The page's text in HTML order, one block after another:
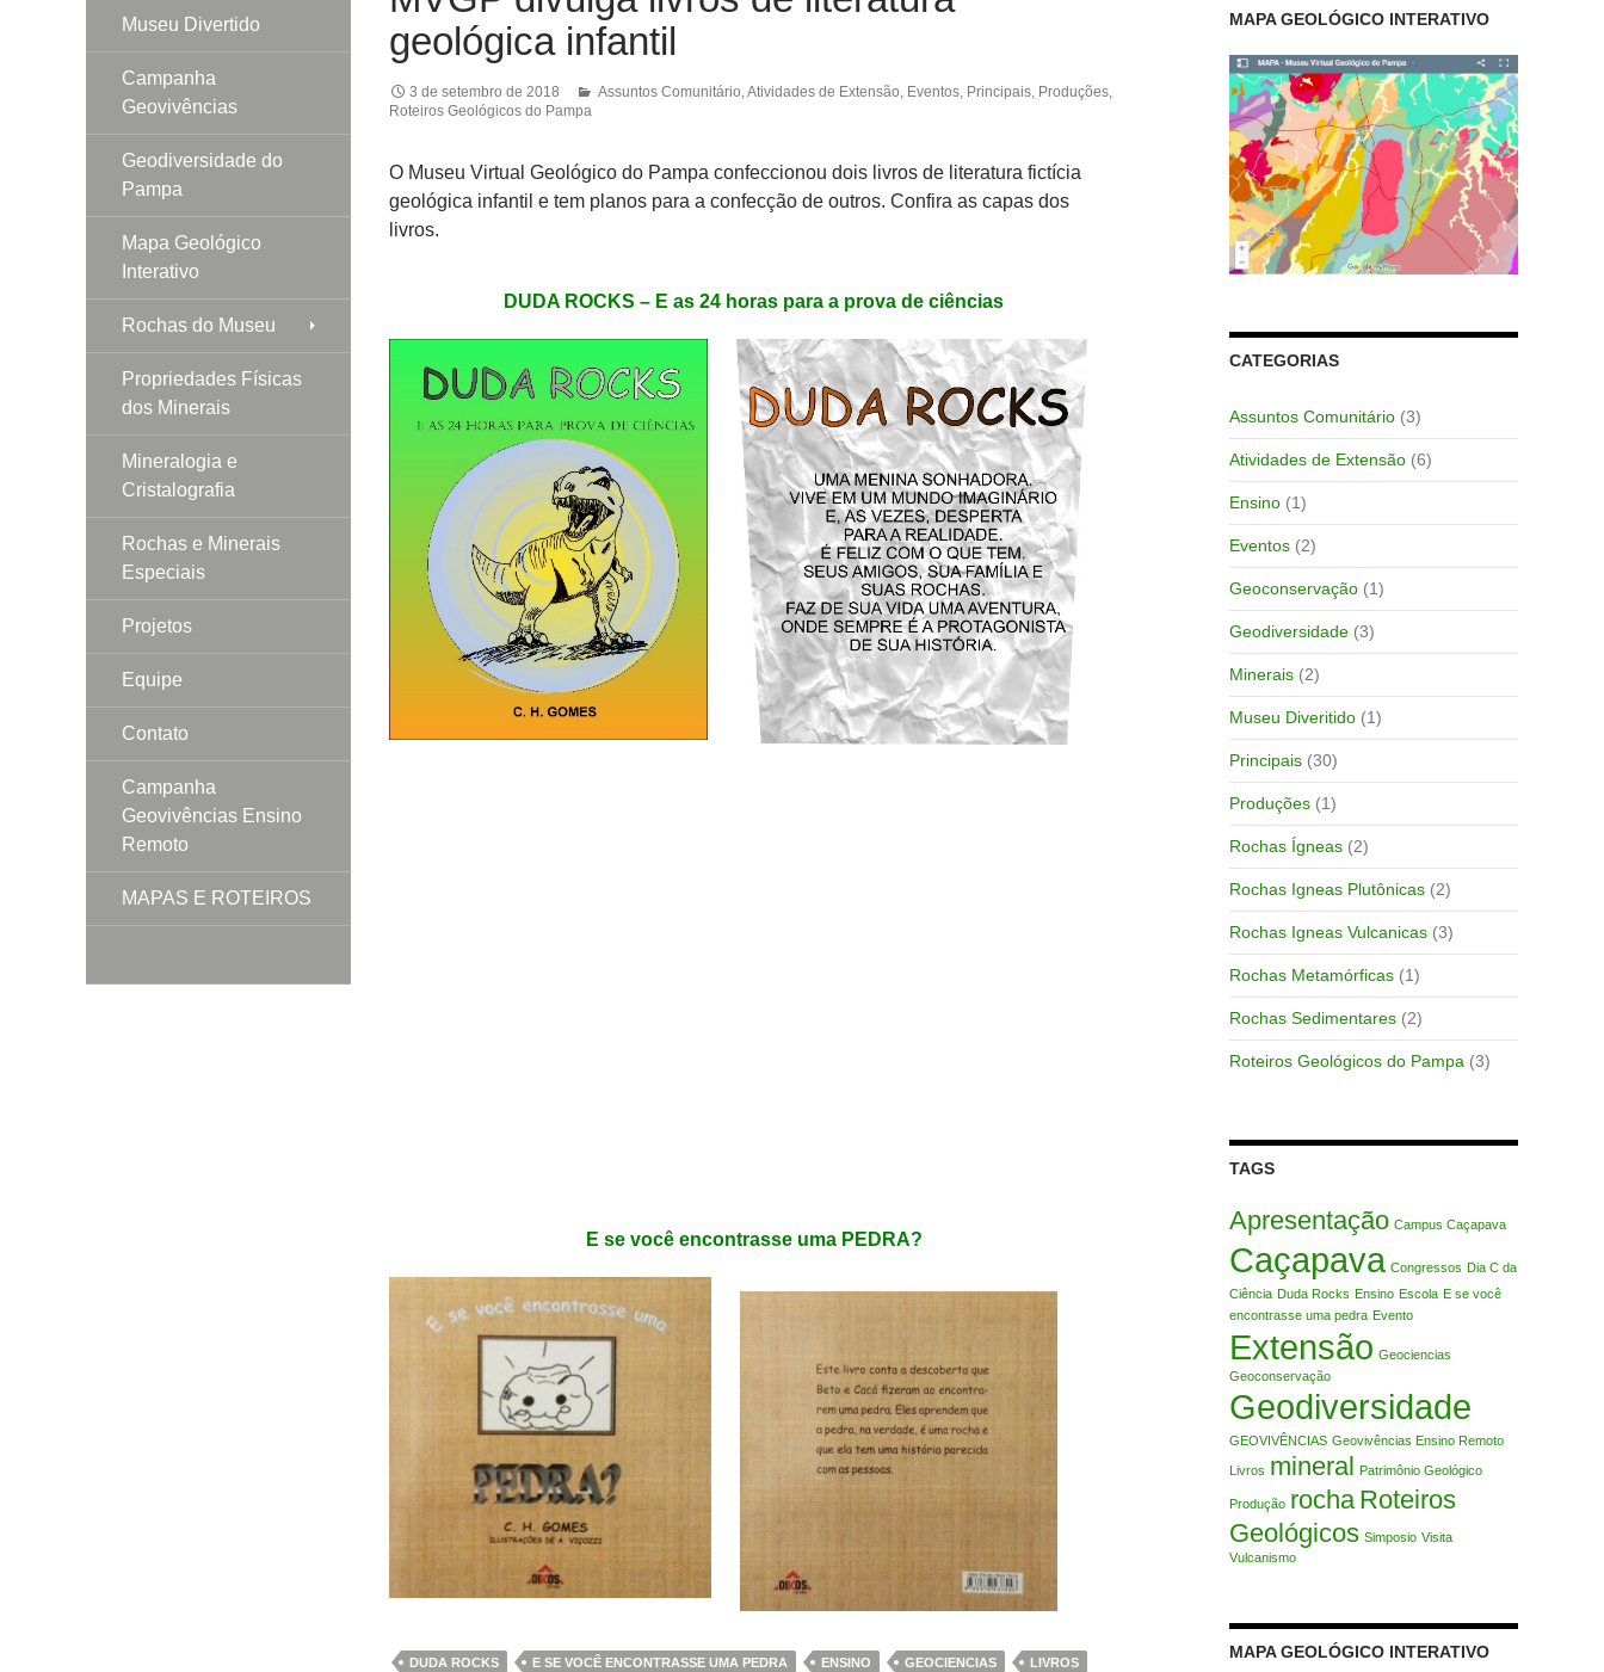
geológica infantil
3 de setembro de 2018 Assuntos Comunitário Atividades de Extensão Eventos, Principais, Produções,
Roteiros Geológicos do Pampa
O Museu Virtual Geológico do Pampa confeccionou dois livros de literatura fictícia
geológica infantil e tem planos para a confecção de outros. Confira as capas dos
livros.
DUDA ROCKS – E as 24 horas para a prova de ciências
E se você encontrasse uma PEDRA?
DUDA ROCKS E SE VOCÊ ENCONTRASSE UMA PEDRA ENSINO GEOCIENCIAS
LIVROS
MAPA GEOLÓGICO INTERATIVO
CATEGORIAS
Assuntos Comunitário(3)
Atividades de Extensão(6)
Ensino(1)
Eventos(2)
Geoconservação(1)
Geodiversidade(3)
Minerais(2)
Museu Diveritido(1)
Principais(30)
Produções(1)
Rochas Ígneas(2)
Rochas Igneas Plutônicas(2)
Rochas Igneas Vulcanicas(3)
Rochas Metamórficas(1)
Rochas Sedimentares(2)
Roteiros Geológicos do Pampa (3)
TAGS
Apresentação Campus Caçapava
Caçapava Congressos Dia C da
Ciência Duda Rocks Ensino Escola E se você
encontrasse uma pedra Evento
Extensão Geociencias
Geoconservação
Geodiversidade
GEOVIVÊNCIAS Geovivências Ensino Remoto
Livros mineral Patrimônio Geológico
Produção rocha Roteiros
Geológicos Simposio Visita
Vulcanismo
MAPA GEOLÓGICO INTERATIVO
Museu Divertido
Campanha
Geovivências
Geodiversidade do
Pampa
Mapa Geológico
Interativo
Rochas do Museu
Propriedades Físicas
dos Minerais
Mineralogia e
Cristalografia
Rochas e Minerais
Especiais
Projetos
Equipe
Contato
Campanha
Geovivências Ensino
Remoto
MAPAS E ROTEIROS